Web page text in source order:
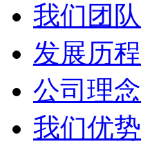
我们团队
发展历程
公司理念
我们优势